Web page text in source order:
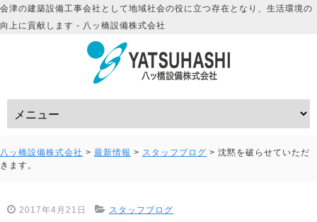
会津の建築設備工事会社として地域社会の役に立つ存在となり、生活環境の
向上に貢献します - 八ッ橋設備株式会社
八ッ橋設備株式会社 > 最新情報 > スタッフブログ > 沈黙を破らせていただ
きます。
2017年4月21日 スタッフブログ